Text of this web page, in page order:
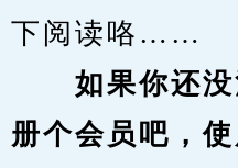
下阅读咯……
如果你还没
册个会员吧，